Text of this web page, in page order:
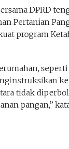
DPRD
Pertanian
program
seperti
ke
tidak
pangan,”